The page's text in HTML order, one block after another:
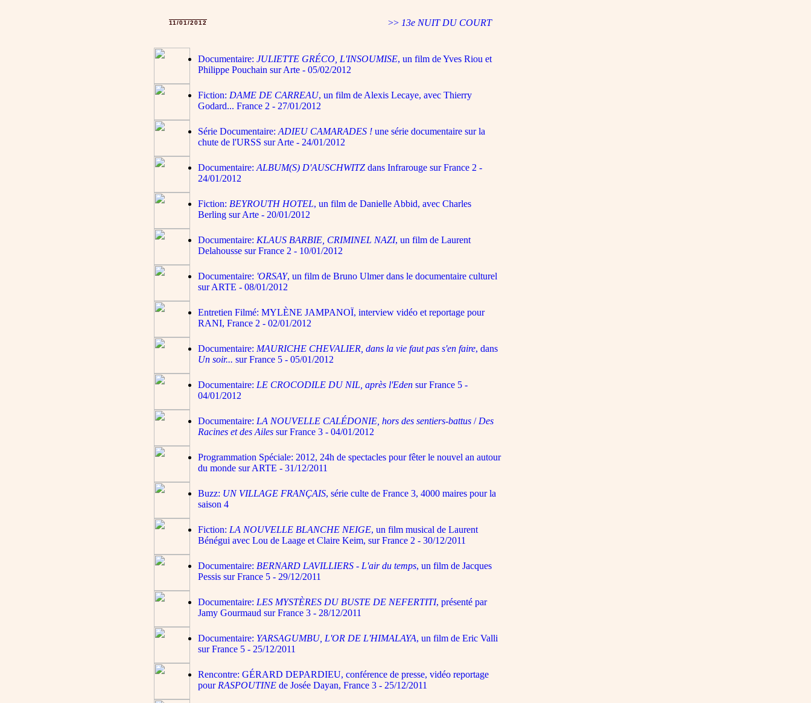
11/01/2012 >> 13e NUIT DU COURT
Documentaire: JULIETTE GRÉCO, L'INSOUMISE, un film de Yves Riou et
Philippe Pouchain sur Arte - 05/02/2012
Fiction: DAME DE CARREAU, un film de Alexis Lecaye, avec Thierry
Godard... France 2 - 27/01/2012
Série Documentaire: ADIEU CAMARADES ! une série documentaire sur la
chute de l'URSS sur Arte - 24/01/2012
Documentaire: ALBUM(S) D'AUSCHWITZ dans Infrarouge sur France 2 -
24/01/2012
Fiction: BEYROUTH HOTEL, un film de Danielle Abbid, avec Charles
Berling sur Arte - 20/01/2012
Documentaire: KLAUS BARBIE, CRIMINEL NAZI, un film de Laurent
Delahousse sur France 2 - 10/01/2012
Documentaire: 'ORSAY, un film de Bruno Ulmer dans le documentaire culturel
sur ARTE - 08/01/2012
Entretien Filmé: MYLÈNE JAMPANOÏ, interview vidéo et reportage pour
RANI, France 2 - 02/01/2012
Documentaire: MAURICHE CHEVALIER, dans la vie faut pas s'en faire, dans
Un soir... sur France 5 - 05/01/2012
Documentaire: LE CROCODILE DU NIL, après l'Eden sur France 5 -
04/01/2012
Documentaire: LA NOUVELLE CALÉDONIE, hors des sentiers-battus / Des
Racines et des Ailes sur France 3 - 04/01/2012
Programmation Spéciale: 2012, 24h de spectacles pour fêter le nouvel an autour
du monde sur ARTE - 31/12/2011
Buzz: UN VILLAGE FRANÇAIS, série culte de France 3, 4000 maires pour la
saison 4
Fiction: LA NOUVELLE BLANCHE NEIGE, un film musical de Laurent
Bénégui avec Lou de Laage et Claire Keim, sur France 2 - 30/12/2011
Documentaire: BERNARD LAVILLIERS - L'air du temps, un film de Jacques
Pessis sur France 5 - 29/12/2011
Documentaire: LES MYSTÈRES DU BUSTE DE NEFERTITI, présenté par
Jamy Gourmaud sur France 3 - 28/12/2011
Documentaire: YARSAGUMBU, L'OR DE L'HIMALAYA, un film de Eric Valli
sur France 5 - 25/12/2011
Rencontre: GÉRARD DEPARDIEU, conférence de presse, vidéo reportage
pour RASPOUTINE de Josée Dayan, France 3 - 25/12/2011